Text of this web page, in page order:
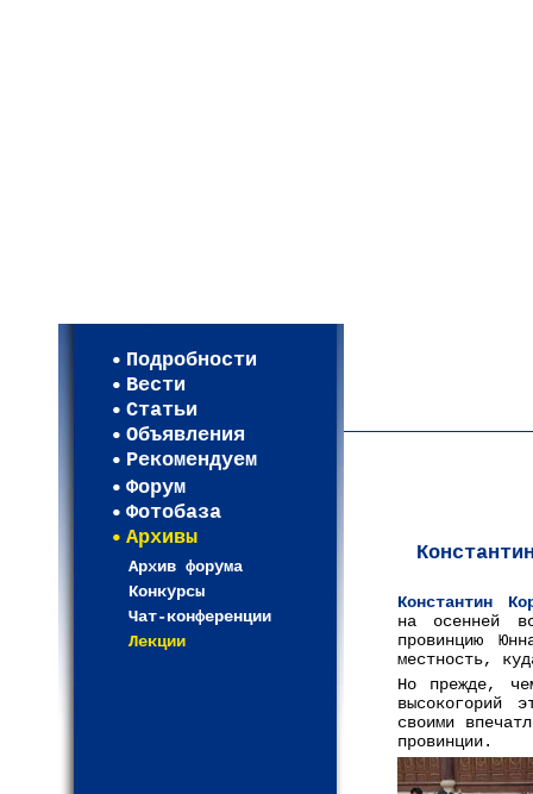
Подробности
Вести
Статьи
Объявления
Рекомендуем
Форум
Фотобаза
Архивы
Архив форума
Конкурсы
Чат-конференции
Лекции
Константин
на осенней
провинцию
местность,
Но прежде,
высокогорий
своими
провинции.